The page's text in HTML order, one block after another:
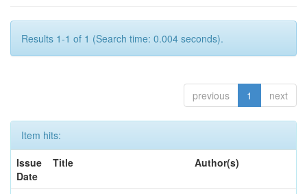
Results 1-1 of 1 (Search time: 0.004 seconds).
previous 1 next
Item hits:
Issue
Date
Title Author(s)